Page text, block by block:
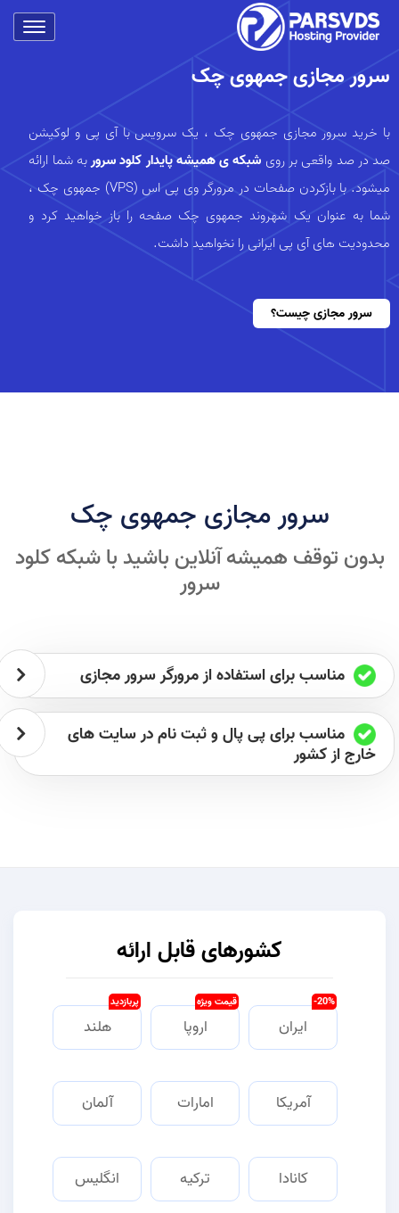
سرور مجازی جمهوی چک
با خرید سرور مجازی جمهوی چک ، یک سرویس با آی پی و لوکیشن
صد در صد واقعی بر روی شبکه ی همیشه پایدار کلود سروربه شما ارائه
میشود. با بازکردن صفحات در مرورگر وی پی اس (VPS) جمهوی چک ،
شما به عنوان یک شهروند جمهوی چک صفحه را باز خواهید کرد و
محدودیت های آی پی ایرانی را نخواهید داشت.
سرور مجازی چیست؟
سرور مجازی جمهوی چک
بدون توقف همیشه آنلاین باشید با شبکه کلود
سرور
مناسب برای استفاده از مرورگر سرور مجازی
مناسب برای پی پال و ثبت نام در سایت های
خارج از کشور
کشورهای قابل ارائه
ایران
20%-
اروپا
قیمت ویژه
هلند
پربازدید
آمریکا امارات آلمان
کانادا ترکیه انگلیس